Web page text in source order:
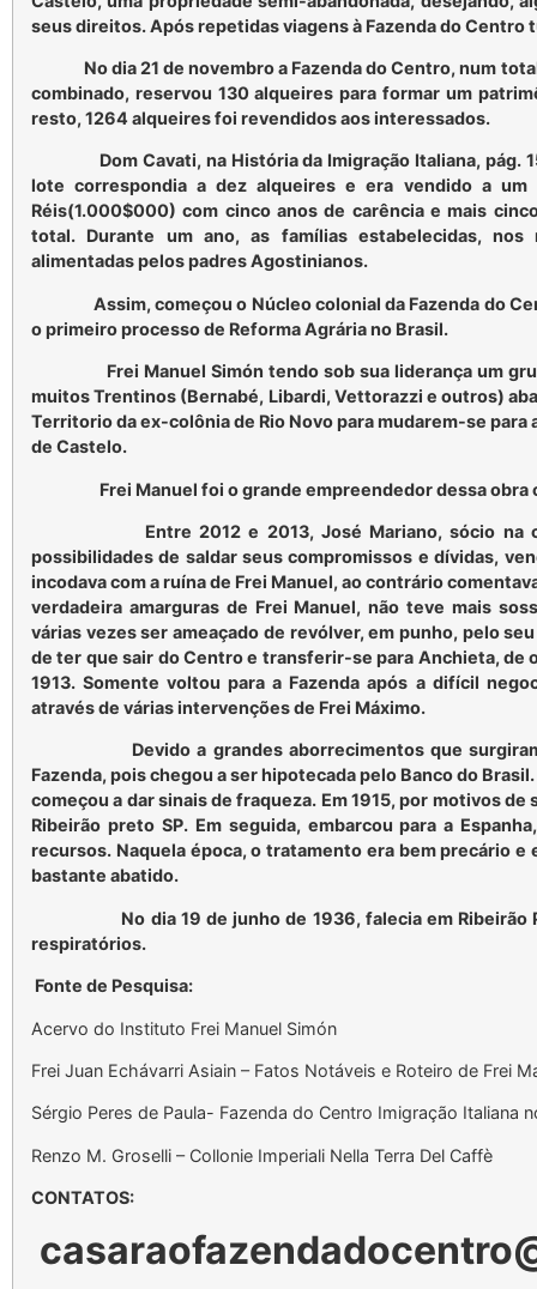
seus direitos. Após repetidas viagens à Fazenda do Centro
No dia 21 de novembro a Fazenda do Centro, num total
combinado, reservou 130 alqueires para formar um
resto, 1264 alqueires foi revendidos aos interessados.
Dom Cavati, na História da Imigração Italiana, pág.
lote correspondia a dez alqueires e era vendido a
Réis(1.000$000) com cinco anos de carência e mais
total. Durante um ano, as famílias estabelecidas, nos
alimentadas pelos padres Agostinianos.
Assim, começou o Núcleo colonial da Fazenda do
o primeiro processo de Reforma Agrária no Brasil.
Frei Manuel Simón tendo sob sua liderança um
muitos Trentinos (Bernabé, Libardi, Vettorazzi e outros)
Territorio da ex-colônia de Rio Novo para mudarem-se para
de Castelo.
Frei Manuel foi o grande empreendedor dessa obra
Entre 2012 e 2013, José Mariano, sócio na
possibilidades de saldar seus compromissos e dívidas,
incodava com a ruína de Frei Manuel, ao contrário
verdadeira amarguras de Frei Manuel, não teve mais
várias vezes ser ameaçado de revólver, em punho, pelo
de ter que sair do Centro e transferir-se para Anchieta, de
1913. Somente voltou para a Fazenda após a difícil
através de várias intervenções de Frei Máximo.
Devido a grandes aborrecimentos que surgiram
Fazenda, pois chegou a ser hipotecada pelo Banco do
começou a dar sinais de fraqueza. Em 1915, por motivos
Ribeirão preto SP. Em seguida, embarcou para a
recursos. Naquela época, o tratamento era bem precário e
bastante abatido.
No dia 19 de junho de 1936, falecia em Ribeirão
respiratórios.
Fonte de Pesquisa:
Acervo do Instituto Frei Manuel Simón
Frei Juan Echávarri Asiain – Fatos Notáveis e Roteiro de Frei
Sérgio Peres de Paula- Fazenda do Centro Imigração Italiana
Renzo M. Groselli – Collonie Imperiali Nella Terra Del Caffè
CONTATOS: